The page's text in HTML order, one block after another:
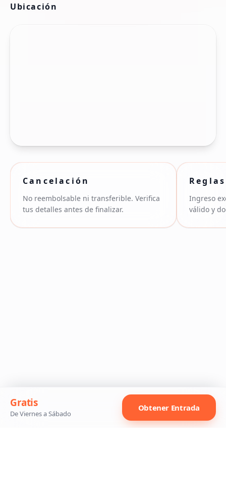
Ubicación
Cancelación
No reembolsable ni transferible. Verifica
tus detalles antes de finalizar.
Reglas
Ingreso
válido y
Gratis
De Viernes a Sábado
Obtener Entrada